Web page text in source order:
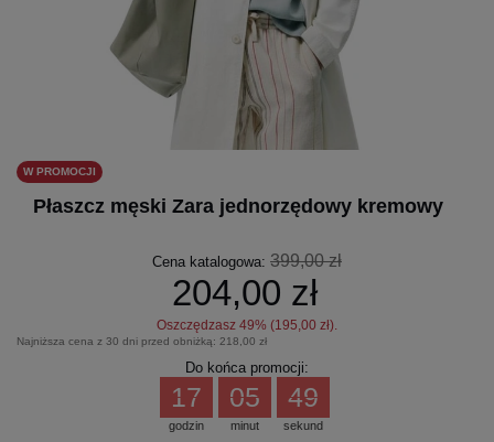
W PROMOCJI
Płaszcz męski Zara jednorzędowy kremowy
Cena katalogowa: 399,00 zł
204,00 zł
Oszczędzasz 49% (195,00 zł).
Najniższa cena z 30 dni przed obniżką: 218,00 zł
Do końca promocji:
godzin
17
minut
05
sekund
49